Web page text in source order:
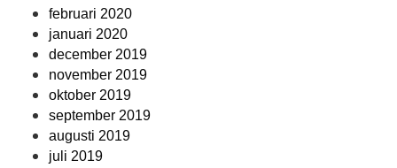
februari 2020
januari 2020
december 2019
november 2019
oktober 2019
september 2019
augusti 2019
juli 2019